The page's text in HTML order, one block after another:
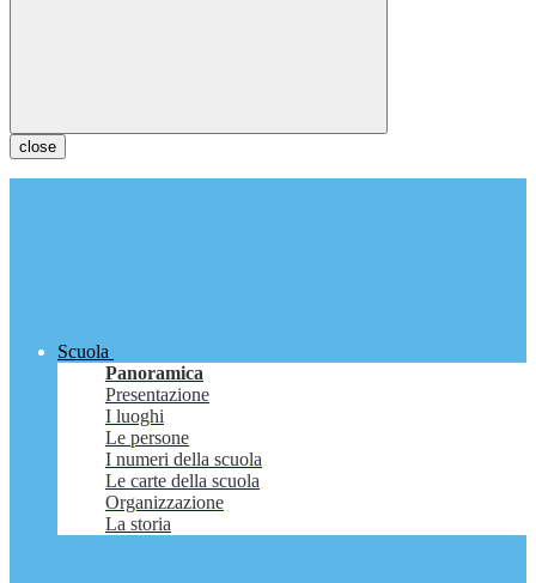
close
Scuola
Panoramica
Presentazione
I luoghi
Le persone
I numeri della scuola
Le carte della scuola
Organizzazione
La storia